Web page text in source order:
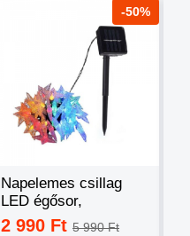
-50%
Napelemes csillag
LED égősor,
fényfüzér
2 990 Ft 5 990 Ft